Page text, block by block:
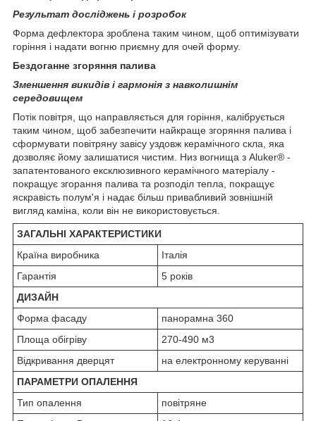
Результат досліджень і розробок
Форма дефлектора зроблена таким чином, щоб оптимізувати
горіння і надати вогню приємну для очей форму.
Бездоганне згоряння палива
Зменшення викидів і гармонія з навколишнім
середовищем
Потік повітря, що направляється для горіння, калібрується
таким чином, щоб забезпечити найкраще згоряння палива і
сформувати повітряну завісу уздовж керамічного скла, яка
дозволяє йому залишатися чистим. Низ вогнища з Aluker® -
запатентованого ексклюзивного керамічного матеріалу -
покращує згорання палива та розподіл тепла, покращує
яскравість полум'я і надає більш привабливий зовнішній
вигляд каміна, коли він не використовується.
ЗАГАЛЬНІ ХАРАКТЕРИСТИКИ
Країна виробника
Італія
Гарантія
5 років
ДИЗАЙН
Форма фасаду
панорамна 360
Площа обігріву
270-490 м3
Відкривання дверцят
на електронному керуванні
ПАРАМЕТРИ ОПАЛЕННЯ
Тип опалення
повітряне